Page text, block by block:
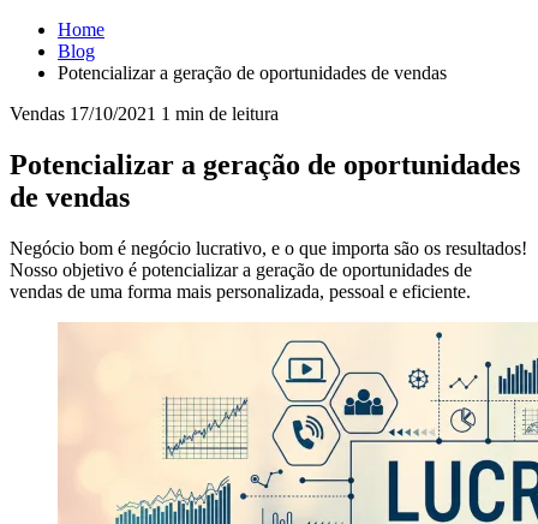
Home
Blog
Potencializar a geração de oportunidades de vendas
Vendas 17/10/2021 1 min de leitura
Potencializar a geração de oportunidades
de vendas
Negócio bom é negócio lucrativo, e o que importa são os resultados!
Nosso objetivo é potencializar a geração de oportunidades de
vendas de uma forma mais personalizada, pessoal e eficiente.